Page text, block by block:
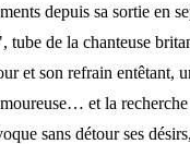
depuis sa sortie en
tube de la chanteuse
et son refrain entêtant,
et la
sans détour ses